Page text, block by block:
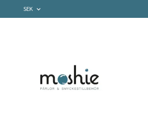
SEK